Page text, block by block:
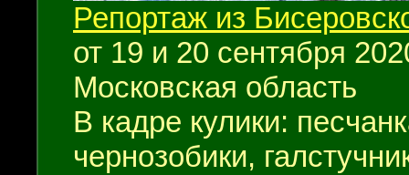
Репортаж из
от 19 и 20 сентября
Московская область
В кадре кулики:
чернозобики,